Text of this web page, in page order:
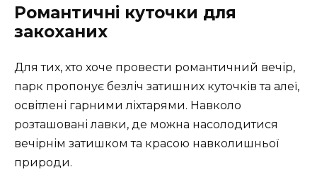
Романтичні куточки для
закоханих
Для тих, хто хоче провести романтичний вечір,
парк пропонує безліч затишних куточків та алеї,
освітлені гарними ліхтарями. Навколо
розташовані лавки, де можна насолодитися
вечірнім затишком та красою навколишньої
природи.